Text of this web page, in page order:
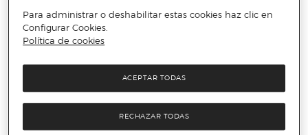
Silica: Rodéate de calidad y
tendencia en electrónica
amplia variedad de modelos. Con los imbatibles descuentos
en cristal templado para iphone X, así como los descuentos
en cristal templado para iphone 8 de Silica o los descuentos
en cristal templado de iphone 7 de Silica también, tu teléfono
estará de lo más seguro. Realizados con un excepcional
Para administrar o deshabilitar estas cookies haz clic en
Configurar Cookies.
Política de cookies
RECHAZAR TODAS
ACEPTAR TODAS